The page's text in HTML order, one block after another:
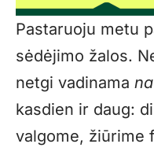
Pastaruoju metu
sėdėjimo žalos.
netgi vadinama
kasdien ir daug:
valgome, žiūrime